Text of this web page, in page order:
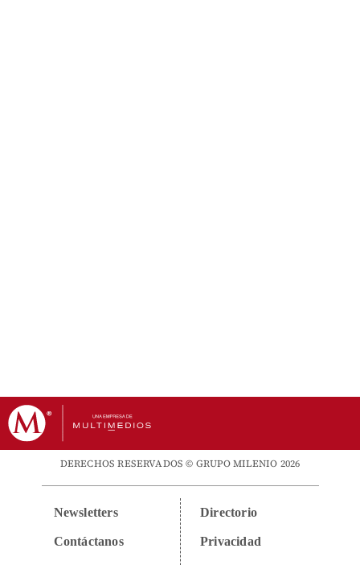
DERECHOS RESERVADOS © GRUPO MILENIO 2026
Newsletters
Contáctanos
Directorio
Privacidad